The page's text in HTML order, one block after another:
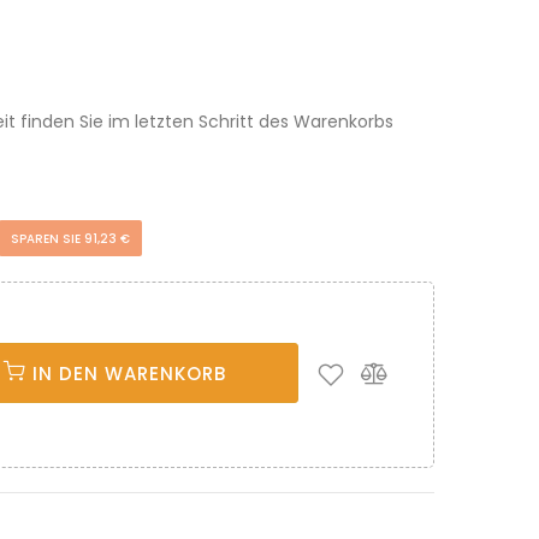
finden Sie im letzten Schritt des Warenkorbs
SPAREN SIE 91,23 €
IN DEN WARENKORB